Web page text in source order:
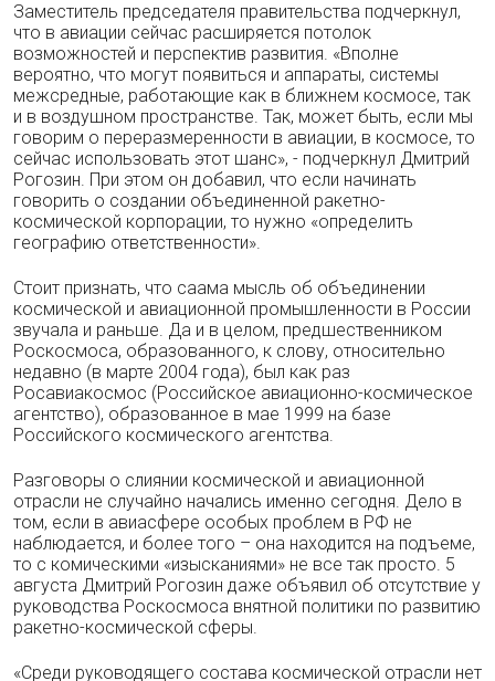
Заместитель председателя правительства подчеркнул,
что в авиации сейчас расширяется потолок
возможностей и перспектив развития. «Вполне
вероятно, что могут появиться и аппараты, системы
межсредные, работающие как в ближнем космосе, так
и в воздушном пространстве. Так, может быть, если мы
говорим о переразмеренности в авиации, в космосе, то
сейчас использовать этот шанс», - подчеркнул Дмитрий
Рогозин. При этом он добавил, что если начинать
говорить о создании объединенной ракетно-
космической корпорации, то нужно «определить
географию ответственности».
Стоит признать, что саама мысль об объединении
космической и авиационной промышленности в России
звучала и раньше. Да и в целом, предшественником
Роскосмоса, образованного, к слову, относительно
недавно (в марте 2004 года), был как раз
Росавиакосмос (Российское авиационно-космическое
агентство), образованное в мае 1999 на базе
Российского космического агентства.
Разговоры о слиянии космической и авиационной
отрасли не случайно начались именно сегодня. Дело в
том, если в авиасфере особых проблем в РФ не
наблюдается, и более того – она находится на подъеме,
то с комическими «изысканиями» не все так просто. 5
августа Дмитрий Рогозин даже объявил об отсутствие у
руководства Роскосмоса внятной политики по развитию
ракетно-космической сферы.
«Среди руководящего состава космической отрасли нет